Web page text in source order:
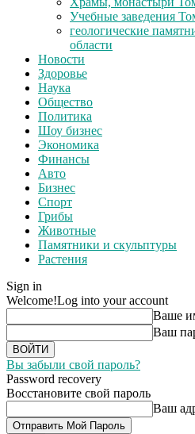
Учебные заведения
геологические
области
Новости
Здоровье
Наука
Общество
Политика
Шоу бизнес
Экономика
Финансы
Авто
Бизнес
Спорт
Грибы
Животные
Памятники и скульптуры
Растения
Sign in
Welcome!Log into your account
Ваше
Ваш
Вы забыли свой пароль?
Password recovery
Восстановите свой пароль
Ваш